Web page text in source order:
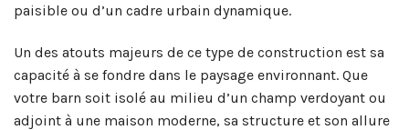
paisible ou d’un cadre urbain dynamique.
Un des atouts majeurs de ce type de construction est sa
capacité à se fondre dans le paysage environnant. Que
votre barn soit isolé au milieu d’un champ verdoyant ou
adjoint à une maison moderne, sa structure et son allure